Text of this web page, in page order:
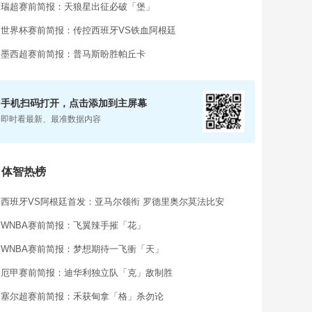
瑞超赛前简报：天狼星出征必破「堡」
世界杯赛前简报：传控西班牙VS铁血阿根廷
墨西超赛前简报：普马斯盼胜帕丘卡
手机扫码打开，点击添加到主屏幕
即时看最新、最准数据内容
体智热榜
西班牙VS阿根廷首发：亚马尔领衔 罗德里奥尔莫法比安
WNBA赛前简报：飞翼辣手摧「花」
WNBA赛前简报：梦想期待一飞衝「天」
厄甲赛前简报：迪华利独立队「克」敌制胜
塞尔超赛前简报：禾获甸拿「格」杀勿论